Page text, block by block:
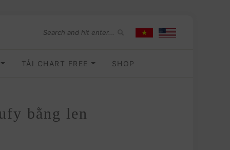
TẢI CHART FREE SHOP
bằng len